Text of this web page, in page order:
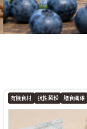
有機食材 抗性澱粉 膳食纖維